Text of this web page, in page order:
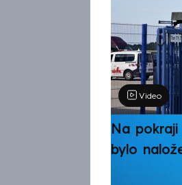
Video
Na
bylo